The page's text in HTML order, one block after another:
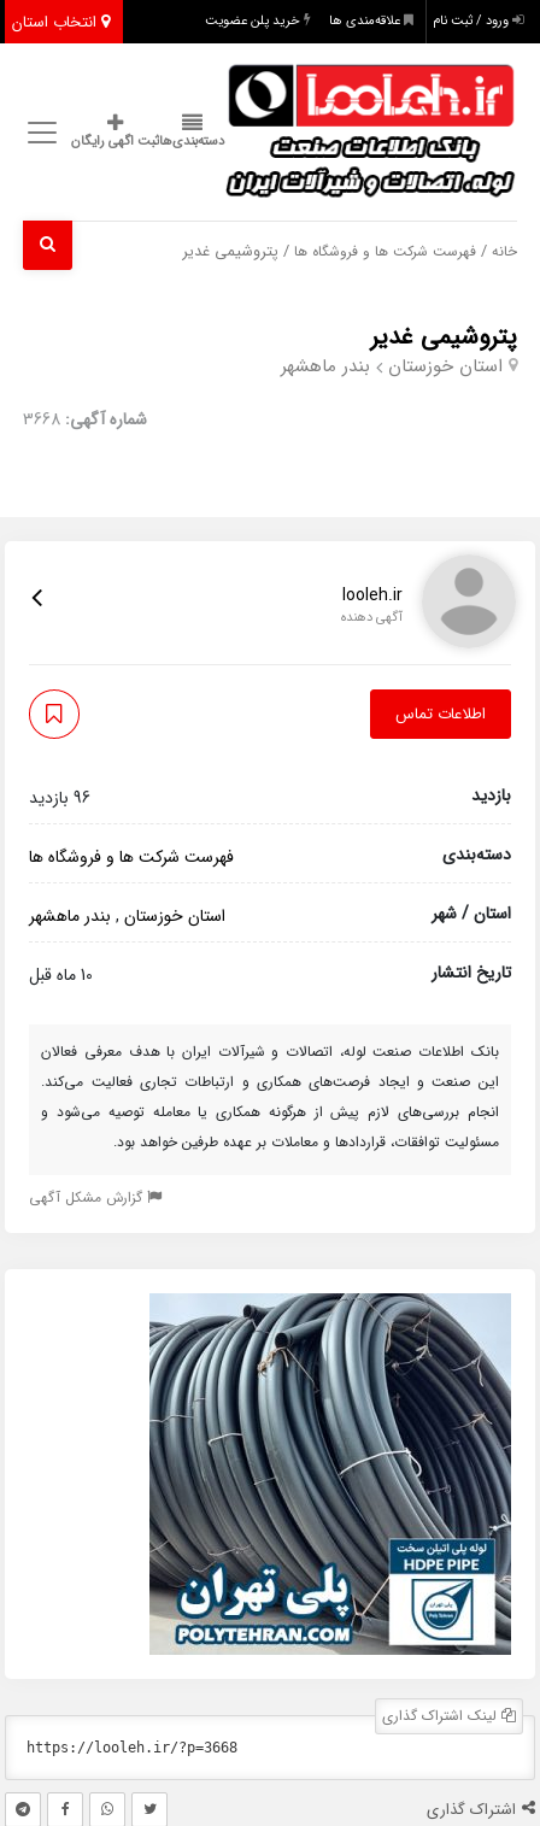
انتخاب استان ورود / ثبت نام علاقه‌مندی ها خرید پلن عضویت
دسته‌بندی‌هاثبت اگهی رایگان
خانه /فهرست شرکت ها و فروشگاه ها / پتروشیمی غدیر
پتروشیمی غدیر
استان خوزستان بندر ماهشهر
شماره آگهی: 3668
looleh.ir
آگهی دهنده
اطلاعات تماس
بازدید 96 بازدید
دسته‌بندی فهرست شرکت ها و فروشگاه ها
استان / شهر استان خوزستان, بندر ماهشهر
تاریخ انتشار 10 ماه قبل
بانک اطلاعات صنعت لوله، اتصالات و شیرآلات ایران با هدف معرفی فعالان
این صنعت و ایجاد فرصت‌های همکاری و ارتباطات تجاری فعالیت می‌کند.
انجام بررسی‌های لازم پیش از هرگونه همکاری یا معامله توصیه می‌شود و
مسئولیت توافقات، قراردادها و معاملات بر عهده طرفین خواهد بود.
گزارش مشکل آگهی
لینک اشتراک گذاری
اشتراک گذاری